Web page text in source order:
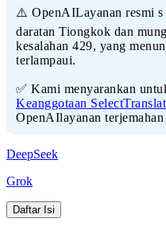
⚠️ OpenAILayanan resmi s
daratan Tiongkok dan
kesalahan 429, yang
terlampaui.
✅ Kami menyarankan
Keanggotaan
OpenAIlayanan terjemahan
DeepSeek
Grok
Daftar Isi